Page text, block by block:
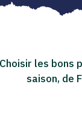
Choisir les bons
saison, de